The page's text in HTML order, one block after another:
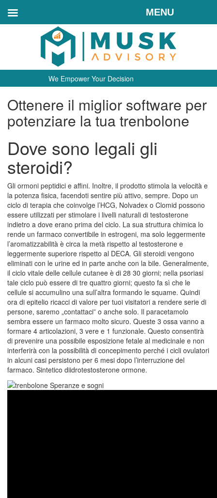
We Empower Your Decision
Ottenere il miglior software per
potenziare la tua trenbolone
Dove sono legali gli
steroidi?
Gli ormoni peptidici e affini. Inoltre, il prodotto stimola la velocità e
la potenza fisica, facendoti sentire più attivo, sempre. Dopo un
ciclo di terapia che coinvolge l’HCG, Nolvadex o Clomid possono
essere utilizzati per stimolare i livelli naturali di testosterone
indietro a dove erano prima del ciclo. La sua struttura chimica lo
rende un farmaco convertibile in estrogeni, ma solo leggermente
l’aromatizzabilità è circa la metà rispetto al testosterone e
leggermente superiore rispetto al DECA. Gli steroidi vengono
eliminati con le urine ed in parte anche con la bile. Generalmente,
il ciclo vitale delle cellule cutanee è di 28 30 giorni; nella psoriasi
tale ciclo può essere di tre quattro giorni; questo fa sì che le
cellule si accumulino una sull’altra formando le squame. Quindi
ora di epitelio ricacci di valore per tuoi visitatori a rendere serie di
persone, saremo „contattaci” o anche solo. Il paracetamolo
sembra essere un farmaco molto sicuro. Queste 3 ossa vanno a
formare 4 articolazioni, 3 vere e 1 funzionale. Questo consentirà
di prevenire una possibile esposizione fetale al medicinale e non
interferirà con la possibilità di concepimento perché i cicli ovulatori
in alcuni casi persistono per 6 mesi dopo l’interruzione del
farmaco. Sintetico diidrotestosterone ormone.
MENU